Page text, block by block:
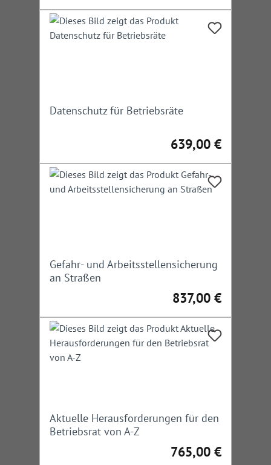
Datenschutz für Betriebsräte
Regulärer Preis:
639,00 €
Gefahr- und Arbeitsstellensicherung
an Straßen
Regulärer Preis:
837,00 €
Aktuelle Herausforderungen für den
Betriebsrat von A-Z
Regulärer Preis:
765,00 €